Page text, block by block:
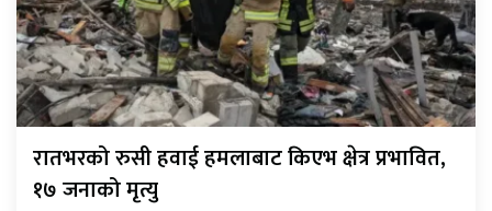
रातभरको रुसी हवाई हमलाबाट किएभ क्षेत्र प्रभावित,
१७ जनाको मृत्यु